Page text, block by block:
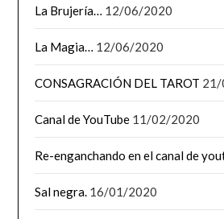
La Brujería… 12/06/2020
La Magia… 12/06/2020
CONSAGRACIÓN DEL TAROT 21/
Canal de YouTube 11/02/2020
Re-enganchando en el canal de
Sal negra. 16/01/2020